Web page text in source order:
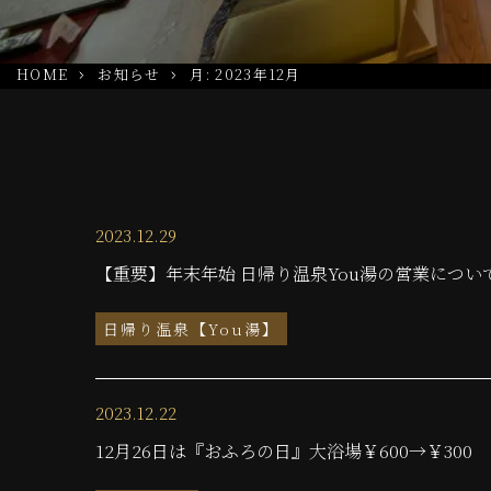
HOME お知らせ 月:2023年12月
2023.12.29
【重要】年末年始 日帰り温泉You湯の営業につい
日帰り温泉【You湯】
2023.12.22
12月26日は『おふろの日』大浴場￥600→￥300